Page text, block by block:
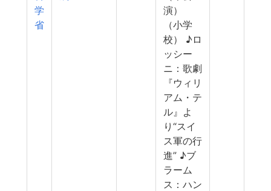
学
省
演）
（小学
校） ♪ロ
ッシー
ニ：歌劇
『ウィリ
アム・テ
ル』よ
り“スイ
ス軍の行
進” ♪ブ
ラーム
ス：ハン